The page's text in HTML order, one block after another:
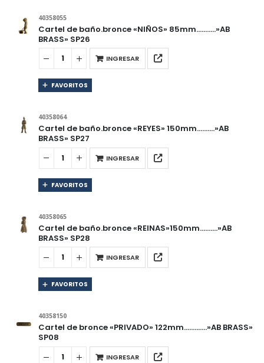
40358055
Cartel de baño.bronce «NIÑOS» 85mm………..»AB
BRASS» SP26
INGRESAR
FAVORITOS
40358064
Cartel de baño.bronce «REYES» 150mm……….»AB
BRASS» SP27
INGRESAR
FAVORITOS
40358065
Cartel de baño.bronce «REINAS»150mm……….»AB
BRASS» SP28
INGRESAR
FAVORITOS
40358150
Cartel de bronce «PRIVADO» 122mm………….»AB BRASS»
SP08
INGRESAR